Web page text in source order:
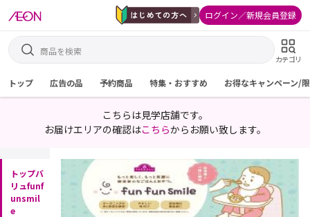
ログイン／新規会員登録
カテゴリ
トップ 広告の品 予約商品 特集・おすすめ お得なキャンペーン/
こちらは見学店舗です。
お届けエリアの確認はこちらからお願い致します。
トップバ
リュfunf
unsmil
e